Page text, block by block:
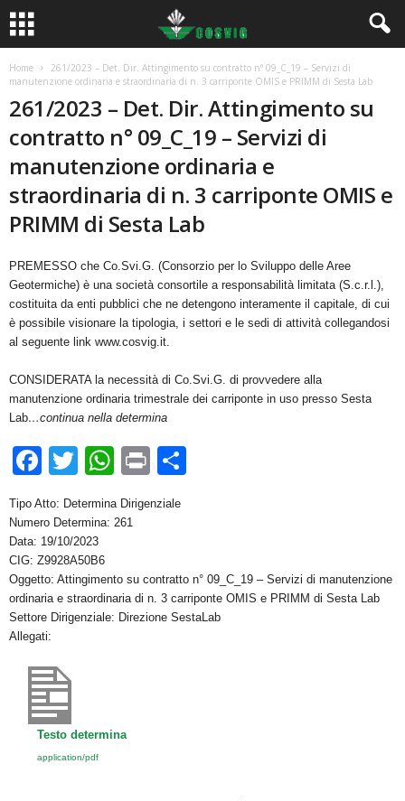
Home
261/2023 – Det. Dir. Attingimento su contratto n° 09_C_19 – Servizi di
manutenzione ordinaria e straordinaria di n. 3 carriponte OMIS e PRIMM di Sesta Lab
261/2023 – Det. Dir. Attingimento su
contratto n° 09_C_19 – Servizi di
manutenzione ordinaria e
straordinaria di n. 3 carriponte OMIS e
PRIMM di Sesta Lab
PREMESSO che Co.Svi.G. (Consorzio per lo Sviluppo delle Aree
Geotermiche) è una società consortile a responsabilità limitata (S.c.r.l.),
costituita da enti pubblici che ne detengono interamente il capitale, di cui
è possibile visionare la tipologia, i settori e le sedi di attività collegandosi
al seguente link www.cosvig.it.
CONSIDERATA la necessità di Co.Svi.G. di provvedere alla
manutenzione ordinaria trimestrale dei carriponte in uso presso Sesta
Lab…continua nella determina
F
c
e
b
o
o
k
T
tt
er
W
at
A
p
Pr
t
vi
di
Tipo Atto: Determina Dirigenziale
Numero Determina: 261
Data: 19/10/2023
CIG: Z9928A50B6
Oggetto: Attingimento su contratto n° 09_C_19 – Servizi di manutenzione
ordinaria e straordinaria di n. 3 carriponte OMIS e PRIMM di Sesta Lab
Settore Dirigenziale: Direzione SestaLab
Allegati:
Testo determina
application/pdf